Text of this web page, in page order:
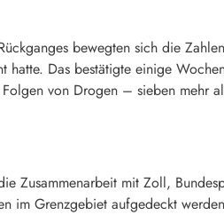
bewegten sich die
hatte. Das bestätigte einige
von Drogen – sieben mehr
Zusammenarbeit mit Zoll,
im Grenzgebiet aufgedeckt